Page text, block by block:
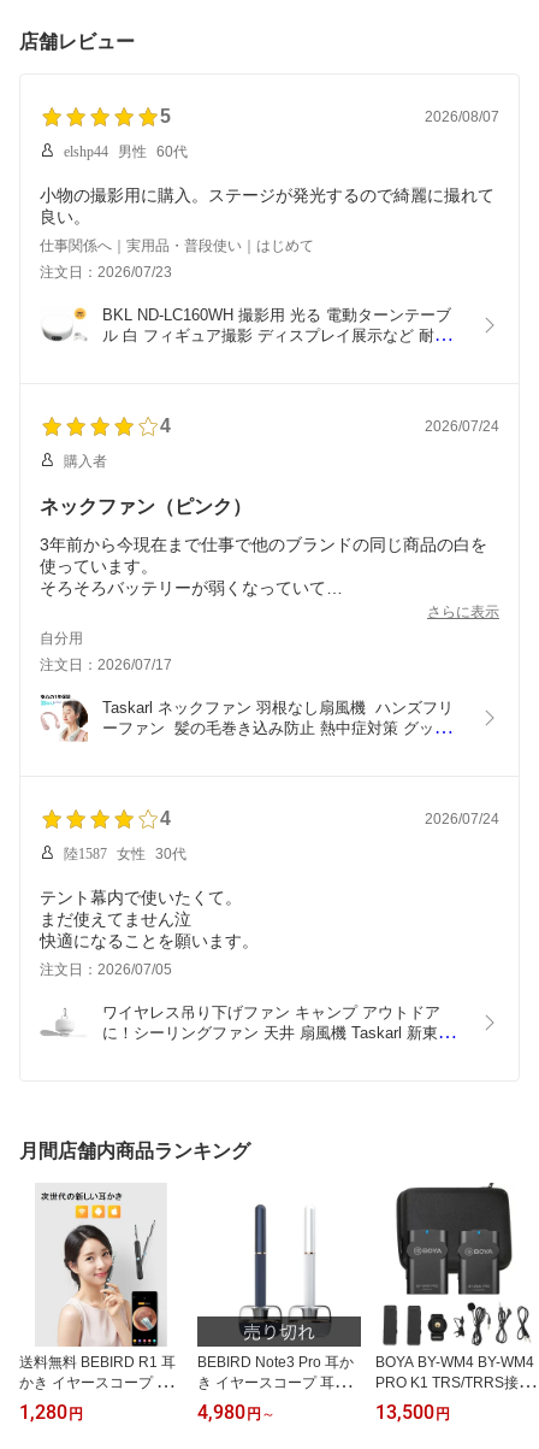
店舗レビュー
5 2026/08/07
elshp44 男性 60代
小物の撮影用に購入。ステージが発光するので綺麗に撮れて
良い。
仕事関係へ｜実用品・普段使い｜はじめて
注文日：2026/07/23
BKL ND-LC160WH 撮影用 光る 電動ターンテーブ
ル 白 フィギュア撮影 ディスプレイ展示など 耐荷重
4 2026/07/24
購入者
ネックファン（ピンク）
3年前から今現在まで仕事で他のブランドの同じ商品の白を
使っています。
そろそろバッテリーが弱くなっていて
この商品は製造終了しているみたいで
他のお店で似たような商品を売っていますが
サイズ感が違っていて、
こちらの商品は今使っているのと同じサイズだったので購入
しました。
とても使い勝手が良くて大満足しています。
さらに表示
自分用
注文日：2026/07/17
Taskarl ネックファン 羽根なし扇風機  ハンズフリ
ーファン  髪の毛巻き込み防止 熱中症対策 グッズ
4 2026/07/24
陸1587 女性 30代
テント幕内で使いたくて。
まだ使えてません泣
快適になることを願います。
注文日：2026/07/05
ワイヤレス吊り下げファン キャンプ アウトドア
に！シーリングファン 天井 扇風機 Taskarl 新東京
月間店舗内商品ランキング
送料無料 BEBIRD R1 耳
かき イヤースコープ 耳
掃除 カメラ付き LED ワ
イヤレス スマホを見なが
1,280円
BEBIRD Note3 Pro 耳か
き イヤースコープ 耳掃
除 カメラ付き耳かき ピ
ンセットとイヤースプー
4,980円 ～
BOYA BY-WM4 BY-WM4
PRO K1 TRS/TRRS接続
カメラ/スマホ用ワイヤレ
スマイク(1個送信機+1個
13,500円